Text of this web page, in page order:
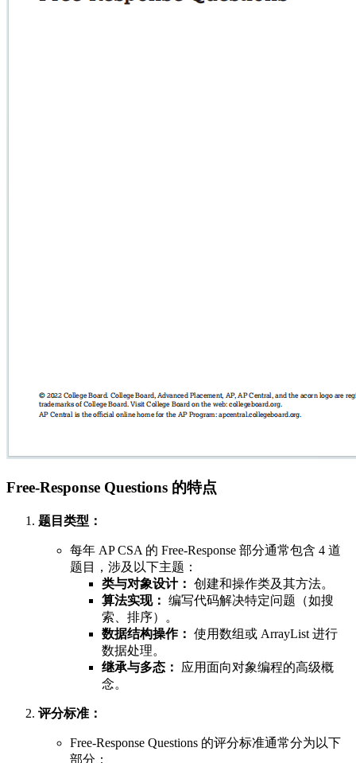
Free-Response Questions 的特点
题目类型：
每年 AP CSA 的 Free-Response 部分通常包含 4 道
题目，涉及以下主题：
类与对象设计： 创建和操作类及其方法。
算法实现： 编写代码解决特定问题（如搜
索、排序）。
数据结构操作： 使用数组或 ArrayList 进行
数据处理。
继承与多态：
应用面向对象编程的高级概
念。
评分标准：
Free-Response Questions 的评分标准通常分为以下
部分：